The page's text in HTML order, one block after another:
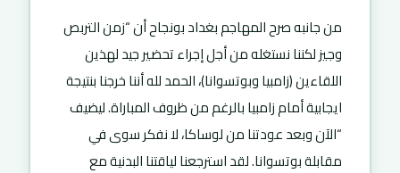
من جانبه صرح المهاجم بغداد بونجاح أن “زمن التربص
وجيز لكننا نستغله من أجل إجراء تحضير جيد لهذين
اللقاءين (زامبيا وبوتسوانا)، الحمد لله أننا خرجنا بنتيجة
ايجابية أمام زامبيا بالرغم من ظروف المباراة. ليضيف
“الآن وبعد عودتنا من لوساكا، لا نفكر سوى في
مقابلة بوتسوانا. لقد استرجعنا لياقتنا البدنية مع